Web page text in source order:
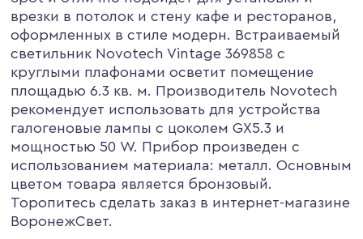
врезки в потолок и стену кафе и ресторанов,
оформленных в стиле модерн. Встраиваемый
светильник Novotech Vintage 369858 с
круглыми плафонами осветит помещение
площадью 6.3 кв. м. Производитель Novotech
рекомендует использовать для устройства
галогеновые лампы с цоколем GX5.3 и
мощностью 50 W. Прибор произведен с
использованием материала: металл. Основным
цветом товара является бронзовый.
Торопитесь сделать заказ в интернет-магазине
ВоронежСвет.